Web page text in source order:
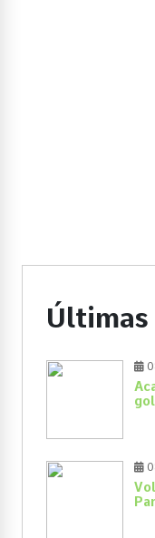
Últimas